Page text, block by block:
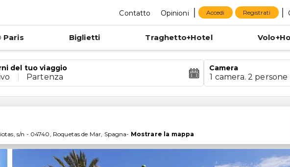
Contatto Opinioni Accedi Registrati
Paris Biglietti Traghetto+Hotel
del tuo viaggio
Partenza
Camera
1 camera. 2 persone
s/n - 04740, Roquetas de Mar, Spagna- Mostrare la mappa